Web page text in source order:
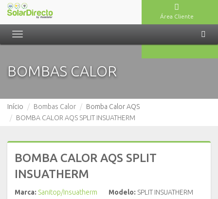
Área Cliente
Toggle
navigation
BOMBAS CALOR
Início Bombas Calor
Bomba Calor AQS
BOMBA CALOR AQS SPLIT INSUATHERM
BOMBA CALOR AQS SPLIT
INSUATHERM
Marca: Sanitop/Insuatherm Modelo: SPLIT INSUATHERM